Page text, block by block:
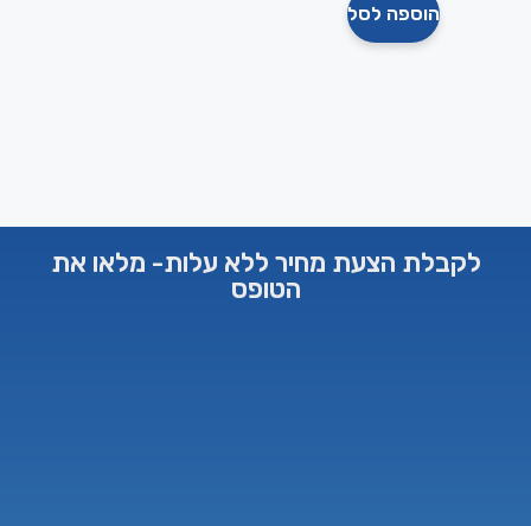
הוספה לסל
לקבלת הצעת מחיר ללא עלות- מלאו את
הטופס